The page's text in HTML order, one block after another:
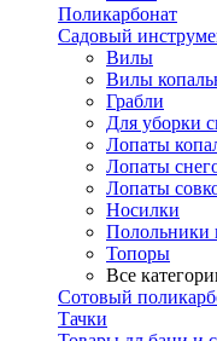
Поликарбонат
Садовый
Вилы
Вилы
Грабли
Для уборки
Лопаты
Лопаты
Лопаты
Носилки
Полольники
Топоры
Все
Сотовый
Тачки